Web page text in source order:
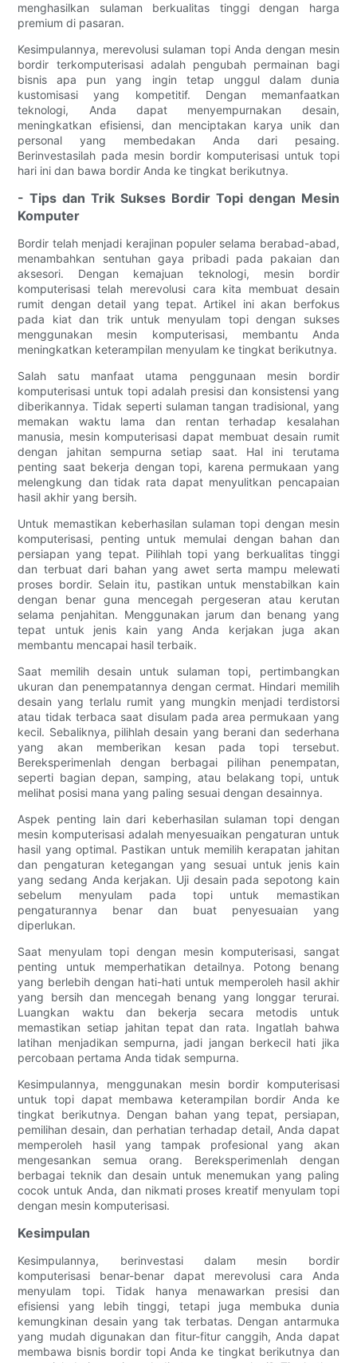
menghasilkan sulaman berkualitas tinggi dengan harga
premium di pasaran.
Kesimpulannya, merevolusi sulaman topi Anda dengan mesin
bordir terkomputerisasi adalah pengubah permainan bagi
bisnis apa pun yang ingin tetap unggul dalam dunia
kustomisasi yang kompetitif. Dengan memanfaatkan
teknologi, Anda dapat menyempurnakan desain,
meningkatkan efisiensi, dan menciptakan karya unik dan
personal yang membedakan Anda dari pesaing.
Berinvestasilah pada mesin bordir komputerisasi untuk topi
hari ini dan bawa bordir Anda ke tingkat berikutnya.
- Tips dan Trik Sukses Bordir Topi dengan Mesin
Komputer
Bordir telah menjadi kerajinan populer selama berabad-abad,
menambahkan sentuhan gaya pribadi pada pakaian dan
aksesori. Dengan kemajuan teknologi, mesin bordir
komputerisasi telah merevolusi cara kita membuat desain
rumit dengan detail yang tepat. Artikel ini akan berfokus
pada kiat dan trik untuk menyulam topi dengan sukses
menggunakan mesin komputerisasi, membantu Anda
meningkatkan keterampilan menyulam ke tingkat berikutnya.
Salah satu manfaat utama penggunaan mesin bordir
komputerisasi untuk topi adalah presisi dan konsistensi yang
diberikannya. Tidak seperti sulaman tangan tradisional, yang
memakan waktu lama dan rentan terhadap kesalahan
manusia, mesin komputerisasi dapat membuat desain rumit
dengan jahitan sempurna setiap saat. Hal ini terutama
penting saat bekerja dengan topi, karena permukaan yang
melengkung dan tidak rata dapat menyulitkan pencapaian
hasil akhir yang bersih.
Untuk memastikan keberhasilan sulaman topi dengan mesin
komputerisasi, penting untuk memulai dengan bahan dan
persiapan yang tepat. Pilihlah topi yang berkualitas tinggi
dan terbuat dari bahan yang awet serta mampu melewati
proses bordir. Selain itu, pastikan untuk menstabilkan kain
dengan benar guna mencegah pergeseran atau kerutan
selama penjahitan. Menggunakan jarum dan benang yang
tepat untuk jenis kain yang Anda kerjakan juga akan
membantu mencapai hasil terbaik.
Saat memilih desain untuk sulaman topi, pertimbangkan
ukuran dan penempatannya dengan cermat. Hindari memilih
desain yang terlalu rumit yang mungkin menjadi terdistorsi
atau tidak terbaca saat disulam pada area permukaan yang
kecil. Sebaliknya, pilihlah desain yang berani dan sederhana
yang akan memberikan kesan pada topi tersebut.
Bereksperimenlah dengan berbagai pilihan penempatan,
seperti bagian depan, samping, atau belakang topi, untuk
melihat posisi mana yang paling sesuai dengan desainnya.
Aspek penting lain dari keberhasilan sulaman topi dengan
mesin komputerisasi adalah menyesuaikan pengaturan untuk
hasil yang optimal. Pastikan untuk memilih kerapatan jahitan
dan pengaturan ketegangan yang sesuai untuk jenis kain
yang sedang Anda kerjakan. Uji desain pada sepotong kain
sebelum menyulam pada topi untuk memastikan
pengaturannya benar dan buat penyesuaian yang
diperlukan.
Saat menyulam topi dengan mesin komputerisasi, sangat
penting untuk memperhatikan detailnya. Potong benang
yang berlebih dengan hati-hati untuk memperoleh hasil akhir
yang bersih dan mencegah benang yang longgar terurai.
Luangkan waktu dan bekerja secara metodis untuk
memastikan setiap jahitan tepat dan rata. Ingatlah bahwa
latihan menjadikan sempurna, jadi jangan berkecil hati jika
percobaan pertama Anda tidak sempurna.
Kesimpulannya, menggunakan mesin bordir komputerisasi
untuk topi dapat membawa keterampilan bordir Anda ke
tingkat berikutnya. Dengan bahan yang tepat, persiapan,
pemilihan desain, dan perhatian terhadap detail, Anda dapat
memperoleh hasil yang tampak profesional yang akan
mengesankan semua orang. Bereksperimenlah dengan
berbagai teknik dan desain untuk menemukan yang paling
cocok untuk Anda, dan nikmati proses kreatif menyulam topi
dengan mesin komputerisasi.
Kesimpulan
Kesimpulannya, berinvestasi dalam mesin bordir
komputerisasi benar-benar dapat merevolusi cara Anda
menyulam topi. Tidak hanya menawarkan presisi dan
efisiensi yang lebih tinggi, tetapi juga membuka dunia
kemungkinan desain yang tak terbatas. Dengan antarmuka
yang mudah digunakan dan fitur-fitur canggih, Anda dapat
membawa bisnis bordir topi Anda ke tingkat berikutnya dan